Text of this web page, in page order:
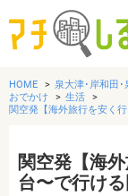
グルメ
HOME 泉大津･岸和田･
おでかけ
生活
関空発【海外旅行を安く
関空発【海
台〜で行け